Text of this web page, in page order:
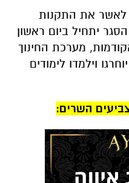
לאשר את התקנות
יתחיל ביום ראשון
מערכת החינוך
וילמדו לימודים
השרים: